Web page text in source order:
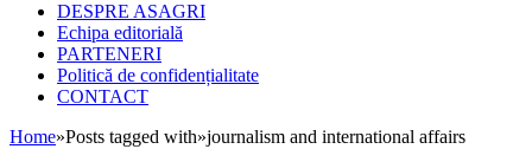
DESPRE ASAGRI
Echipa editorială
PARTENERI
Politică de confidențialitate
CONTACT
Home»Posts tagged with»journalism and international affairs